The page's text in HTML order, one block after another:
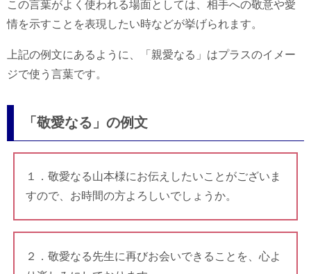
この言葉がよく使われる場面としては、相手への敬意や愛
情を示すことを表現したい時などが挙げられます。
上記の例文にあるように、「親愛なる」はプラスのイメー
ジで使う言葉です。
「敬愛なる」の例文
１．敬愛なる山本様にお伝えしたいことがございま
すので、お時間の方よろしいでしょうか。
２．敬愛なる先生に再びお会いできることを、心よ